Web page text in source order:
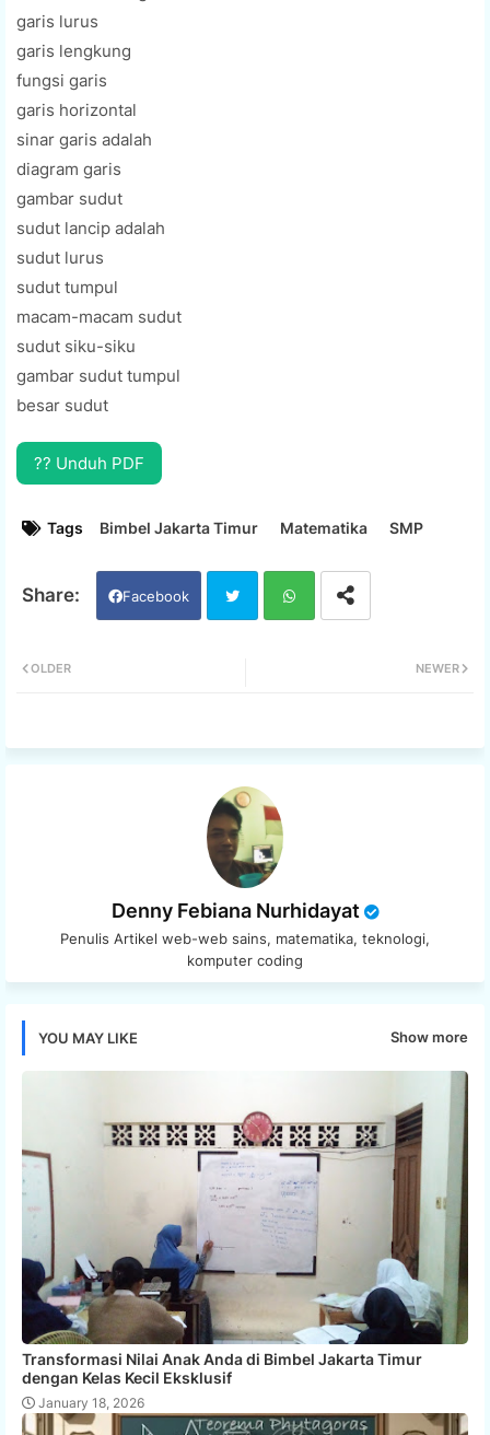
garis lurus
garis lengkung
fungsi garis
garis horizontal
sinar garis adalah
diagram garis
gambar sudut
sudut lancip adalah
sudut lurus
sudut tumpul
macam-macam sudut
sudut siku-siku
gambar sudut tumpul
besar sudut
?? Unduh PDF
Tags Bimbel Jakarta Timur Matematika SMP
Facebook
NEWER
OLDER
Denny Febiana Nurhidayat
Penulis Artikel web-web sains, matematika, teknologi,
komputer coding
YOU MAY LIKE Show more
Transformasi Nilai Anak Anda di Bimbel Jakarta Timur
dengan Kelas Kecil Eksklusif
January 18, 2026